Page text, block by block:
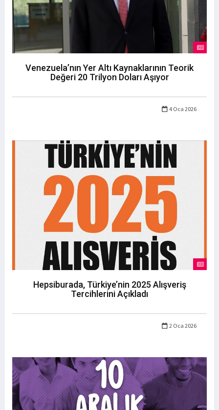
Venezuela’nın Yer Altı Kaynaklarının Teorik
Değeri 20 Trilyon Doları Aşıyor
4 Oca 2026
Hepsiburada, Türkiye’nin 2025 Alışveriş
Tercihlerini Açıkladı
2 Oca 2026